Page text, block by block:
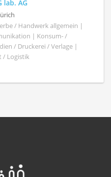
lab. AG
/ Handwerk allgemein |
| Konsum- /
/ Druckerei / Verlage |
/ Logistik